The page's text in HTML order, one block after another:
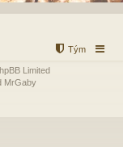
Tým
Limited
MrGaby